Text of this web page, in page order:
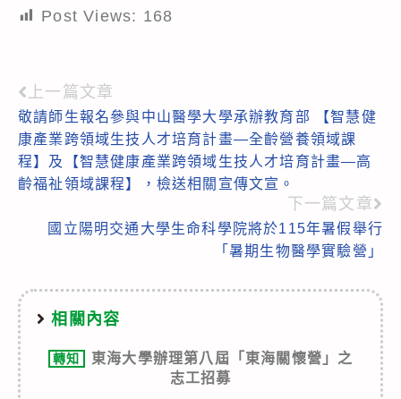
Post Views: 168
Read
more
articles
上一篇文章
敬請師生報名參與中山醫學大學承辦教育部 【智慧健
康產業跨領域生技人才培育計畫—全齡營養領域課
程】及【智慧健康產業跨領域生技人才培育計畫—高
齡福祉領域課程】，檢送相關宣傳文宣。
下一篇文章
國立陽明交通大學生命科學院將於115年暑假舉行
「暑期生物醫學實驗營」
相關內容
轉知
東海大學辦理第八屆「東海關懷營」之
志工招募